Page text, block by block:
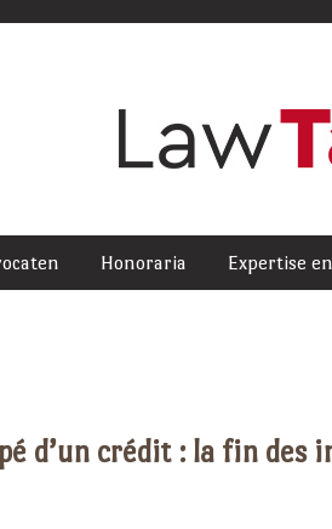
Honoraria Expertise
d’un crédit : la fin des